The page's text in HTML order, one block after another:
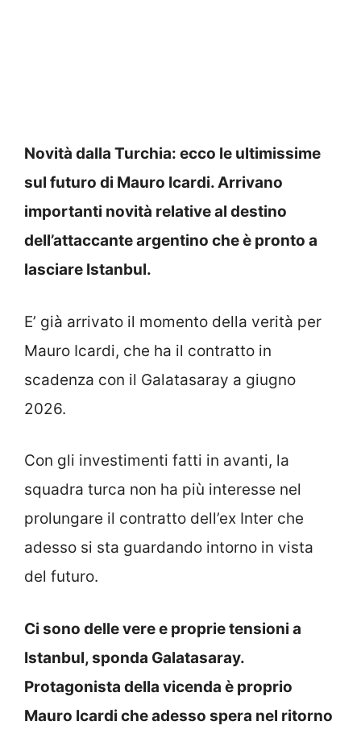
Novità dalla Turchia: ecco le ultimissime
sul futuro di Mauro Icardi. Arrivano
importanti novità relative al destino
dell’attaccante argentino che è pronto a
lasciare Istanbul.
E’ già arrivato il momento della verità per
Mauro Icardi, che ha il contratto in
scadenza con il Galatasaray a giugno
2026.
Con gli investimenti fatti in avanti, la
squadra turca non ha più interesse nel
prolungare il contratto dell’ex Inter che
adesso si sta guardando intorno in vista
del futuro.
Ci sono delle vere e proprie tensioni a
Istanbul, sponda Galatasaray.
Protagonista della vicenda è proprio
Mauro Icardi che adesso spera nel ritorno